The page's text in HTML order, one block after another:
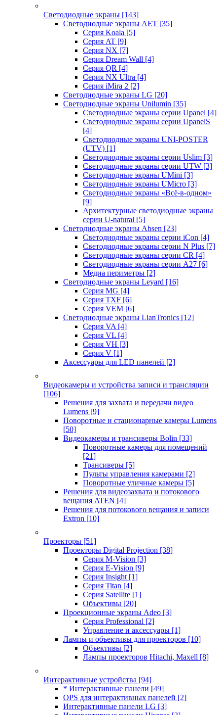
Светодиодные экраны [143]
Светодиодные экраны AET [35]
Cерия Koala [5]
Серия AT [9]
Серия NX [7]
Серия Dream Wall [4]
Серия QR [4]
Серия NX Ultra [4]
Серия iMira 2 [2]
Светодиодные экраны LG [20]
Светодиодные экраны Unilumin [35]
Светодиодные экраны серии Upanel [4]
Светодиодные экраны серии UpanelS
[4]
Светодиодные экраны UNI-POSTER
(UTV) [1]
Светодиодные экраны серии Uslim [3]
Светодиодные экраны серии UTW [3]
Светодиодные экраны UMini [3]
Светодиодные экраны UMicro [3]
Светодиодные экраны «Всё-в-одном»
[9]
Архитектурные светодиодные экраны
серии U-natural [5]
Светодиодные экраны Absen [23]
Светодиодные экраны серии iCon [4]
Светодиодные экраны серии N Plus [7]
Светодиодные экраны серии CR [4]
Светодиодные экраны серии А27 [6]
Медиа периметры [2]
Светодиодные экраны Leyard [16]
Серия MG [4]
Серия TXF [6]
Серия VEM [6]
Светодиодные экраны LianTronics [12]
Серия VA [4]
Серия VL [4]
Серия VH [3]
Серия V [1]
Аксессуары для LED панелей [2]
Видеокамеры и устройства записи и трансляции
[106]
Решения для захвата и передачи видео
Lumens [9]
Поворотные и стационарные камеры Lumens
[50]
Видеокамеры и трансиверы Bolin [33]
Поворотные камеры для помещений
[21]
Трансиверы [5]
Пульты управления камерами [2]
Поворотные уличные камеры [5]
Решения для видеозахвата и потокового
вещания ATEN [4]
Решения для потокового вещания и записи
Extron [10]
Проекторы [51]
Проекторы Digital Projection [38]
Серия M-Vision [3]
Серия E-Vision [9]
Серия Insight [1]
Серия Titan [4]
Серия Satellite [1]
Объективы [20]
Проекционные экраны Adeo [3]
Серия Professional [2]
Управление и аксессуары [1]
Лампы и объективы для проекторов [10]
Объективы [2]
Лампы проекторов Hitachi, Maxell [8]
Интерактивные устройства [94]
* Интерактивные панели [49]
OPS для интерактивных панелей [2]
Интерактивные панели LG [3]